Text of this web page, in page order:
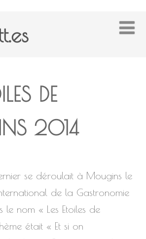
DE
2014
se déroulait à Mougins le
de la Gastronomie
le nom « Les Etoiles de
était « Et si on